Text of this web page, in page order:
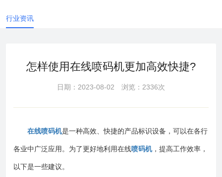
行业资讯
怎样使用在线喷码机更加高效快捷?
日期：2023-08-02 浏览：2336次
在线喷码机是一种高效、快捷的产品标识设备，可以在各行
各业中广泛应用。为了更好地利用在线喷码机，提高工作效率，
以下是一些建议。